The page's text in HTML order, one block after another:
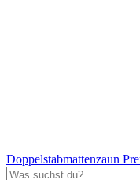
Doppelstabmattenzaun